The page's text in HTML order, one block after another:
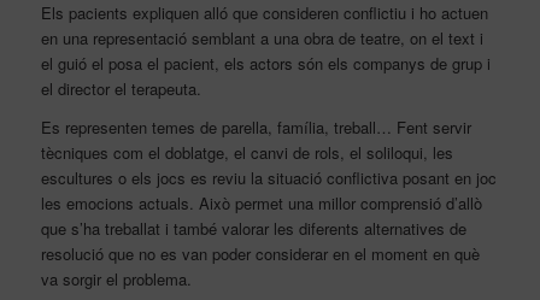
Els pacients expliquen alló que consideren conflictiu i ho actuen
en una representació semblant a una obra de teatre, on el text i
el guió el posa el pacient, els actors són els companys de grup i
el director el terapeuta.
Es representen temes de parella, família, treball… Fent servir
tècniques com el doblatge, el canvi de rols, el soliloqui, les
escultures o els jocs es reviu la situació conflictiva posant en joc
les emocions actuals. Això permet una millor comprensió d’allò
que s’ha treballat i també valorar les diferents alternatives de
resolució que no es van poder considerar en el moment en què
va sorgir el problema.